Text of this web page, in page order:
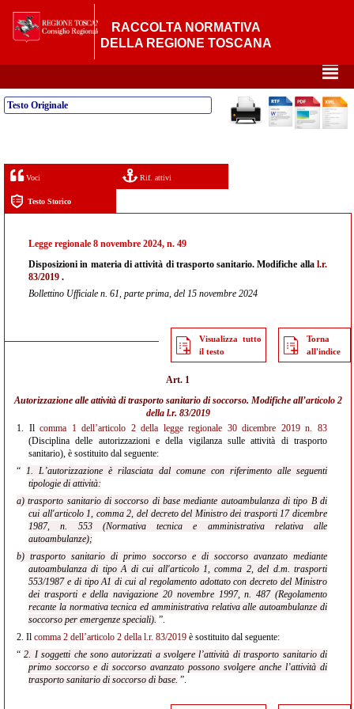
RACCOLTA NORMATIVA
DELLA REGIONE TOSCANA
²
Testo Originale
Voci Rif. attivi
Testo Storico
Legge regionale 8 novembre 2024, n. 49
Disposizioni in materia di attività di trasporto sanitario. Modifiche alla l.r.
83/2019 .
Bollettino Ufficiale n. 61, parte prima, del 15 novembre 2024
Visualizza tutto
il testo
Torna
all'indice
Art. 1
Autorizzazione alle attività di trasporto sanitario di soccorso. Modifiche all’articolo 2
della l.r. 83/2019
1. Ilcomma 1 dell’articolo 2 della legge regionale 30 dicembre 2019 n. 83
(Disciplina delle autorizzazioni e della vigilanza sulle attività di trasporto
sanitario), è sostituito dal seguente:
“ 1. L’autorizzazione è rilasciata dal comune con riferimento alle seguenti
tipologie di attività:
a) trasporto sanitario di soccorso di base mediante autoambulanza di tipo B di
cui all'articolo 1, comma 2, del decreto del Ministro dei trasporti 17 dicembre
1987, n. 553 (Normativa tecnica e amministrativa relativa alle
autoambulanze);
b) trasporto sanitario di primo soccorso e di soccorso avanzato mediante
autoambulanza di tipo A di cui all'articolo 1, comma 2, del d.m. trasporti
553/1987 e di tipo A1 di cui al regolamento adottato con decreto del Ministro
dei trasporti e della navigazione 20 novembre 1997, n. 487 (Regolamento
recante la normativa tecnica ed amministrativa relativa alle autoambulanze di
soccorso per emergenze speciali). ”.
2. Il comma 2 dell’articolo 2 della l.r. 83/2019 è sostituito dal seguente:
“2. I soggetti che sono autorizzati a svolgere l’attività di trasporto sanitario di
primo soccorso e di soccorso avanzato possono svolgere anche l’attività di
trasporto sanitario di soccorso di base. ”.